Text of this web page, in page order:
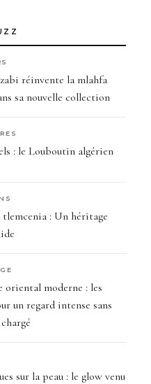
réinvente la mlahfa
sa nouvelle collection
: le Louboutin algérien
tlemcenia : Un héritage
oriental moderne : les
un regard intense sans
sur la peau : le glow venu